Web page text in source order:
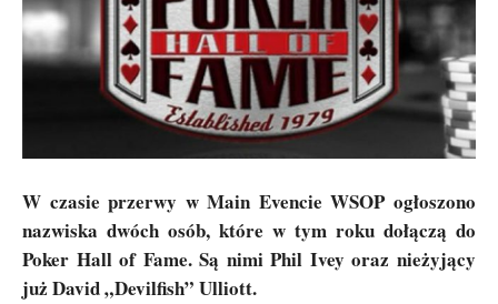
W czasie przerwy w Main Evencie WSOP ogłoszono
nazwiska dwóch osób, które w tym roku dołączą do
Poker Hall of Fame. Są nimi Phil Ivey oraz nieżyjący
już David „Devilfish” Ulliott.